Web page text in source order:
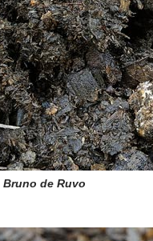
Bruno de Ruvo